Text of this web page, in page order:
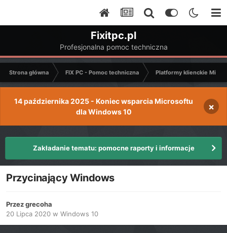
Fixitpc.pl
Profesjonalna pomoc techniczna
Strona główna FIX PC - Pomoc techniczna Platformy klienckie
14 października 2025 - Koniec wsparcia Microsoftu
dla Windows 10
×
Zakładanie tematu: pomocne raporty i informacje
Przycinający Windows
Przezgrecoha
20 Lipca 2020 w Windows 10